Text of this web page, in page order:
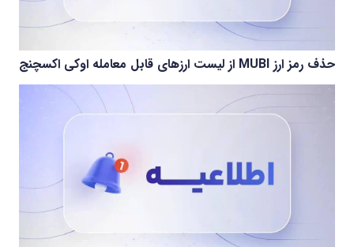
حذف رمز ارز MUBI از لیست ارزهای قابل معامله اوکی اکسچنج